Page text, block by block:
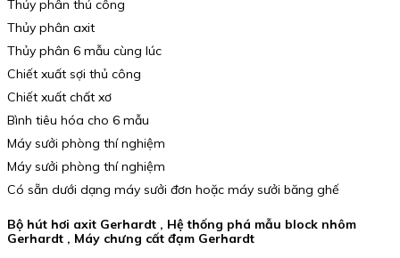
Thủy phân thủ công
Thủy phân axit
Thủy phân 6 mẫu cùng lúc
Chiết xuất sợi thủ công
Chiết xuất chất xơ
Bình tiêu hóa cho 6 mẫu
Máy sưởi phòng thí nghiệm
Máy sưởi phòng thí nghiệm
Có sẵn dưới dạng máy sưởi đơn hoặc máy sưởi băng ghế
Bộ hút hơi axit Gerhardt , Hệ thống phá mẫu block nhôm
Gerhardt , Máy chưng cất đạm Gerhardt